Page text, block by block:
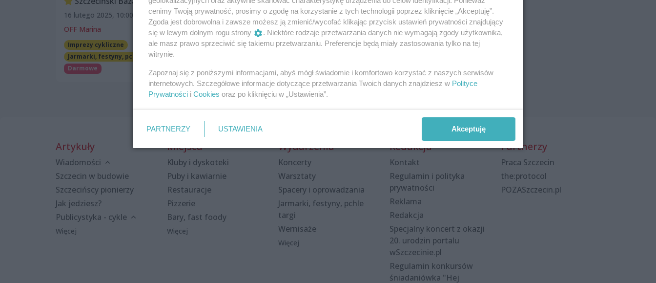
16 lutego 2025, 10:00
OFF Marina
Imprezy cykliczne
Jarmarki, festyny, pchle targi
Darmowe
Artykuły
Wiadomości
Szczecin w budowie
Szczecińscy pionierzy
Jak jedziesz?
Publicystyka - cykle
Więcej
Miejsca
Kluby i dyskoteki
Puby i kawiarnie
Restauracje
Pizzerie
Bary, fast foody
Więcej
Wydarzenia
Koncerty
Warsztaty
Spacery i oprowadzania
Jarmarki, festyny, pchle
targi
Wernisaże
Więcej
Redakcja
Kontakt
Regulamin i polityka
prywatności
Reklama
Redakcja
Specjalny koncert z okazji
20. urodzin portalu
wSzczecinie.pl
Regulamin konkursów
śniadaniówka "Hej
Partnerzy
Praca Szczecin
the:protocol
POZASzczecin.pl
cenimy Twoją prywatność, prosimy o zgodę na korzystanie z tych technologii poprzez kliknięcie „Akceptuję”.
Zgoda jest dobrowolna i zawsze możesz ją zmienić/wycofać klikając przycisk ustawień prywatności znajdujący
się w lewym dolnym rogu strony
. Niektóre rodzaje przetwarzania danych nie wymagają zgody użytkownika,
ale masz prawo sprzeciwić się takiemu przetwarzaniu. Preferencje będą miały zastosowania tylko na tej
witrynie.
Zapoznaj się z poniższymi informacjami, abyś mógł świadomie i komfortowo korzystać z naszych serwisów
internetowych. Szczegółowe informacje dotyczące przetwarzania Twoich danych znajdziesz w Polityce
Prywatności i Cookies oraz po kliknięciu w „Ustawienia”.
PARTNERZY USTAWIENIA Akceptuję